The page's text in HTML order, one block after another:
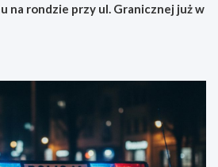
na rondzie przy ul. Granicznej już w